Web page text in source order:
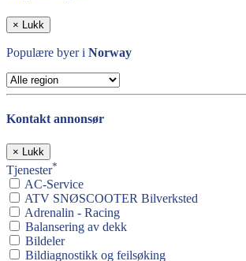
× Lukk
Populære byer i Norway
Kontakt annonsør
× Lukk
Tjenester*
AC-Service
ATV SNØSCOOTER Bilverksted
Adrenalin - Racing
Balansering av dekk
Bildeler
Bildiagnostikk og feilsøking